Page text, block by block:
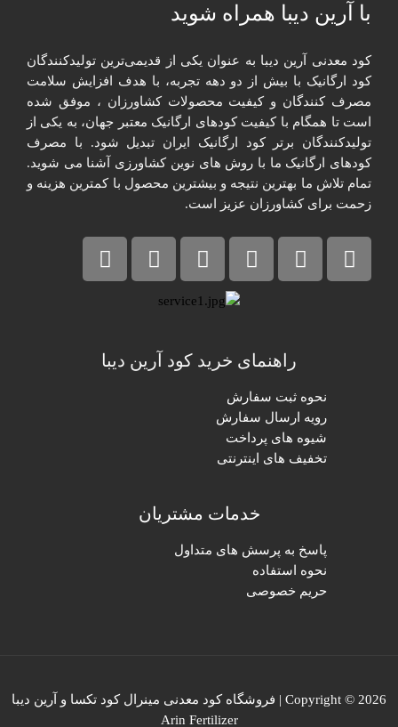
با آرین دیبا همراه شوید​
کود معدنی آرین دیبا به عنوان یکی از قدیمی‌ترین تولیدکنندگان
کود ارگانیک با بیش از دو دهه تجربه، با هدف افزایش سلامت
مصرف کنندگان و کیفیت محصولات کشاورزان ، موفق شده
است تا همگام با کیفیت کودهای ارگانیک معتبر جهان، به یکی از
تولیدکنندگان برتر کود ارگانیک ایران تبدیل شود. با مصرف
کودهای ارگانیک ما با روش های نوین کشاورزی آشنا می شوید.
تمام تلاش ما بهترین نتیجه و بیشترین محصول با کمترین هزینه و
زحمت برای کشاورزان عزیز است.​
راهنمای خرید کود آرین دیبا
نحوه ثبت سفارش
رویه ارسال سفارش
شیوه های پرداخت
تخفیف های اینترنتی
خدمات مشتریان
پاسخ به پرسش های متداول
نحوه استفاده
حریم خصوصی
Copyright © 2026 | فروشگاه کود معدنی مینرال کود تکسا و آرین دیبا
Arin Fertilizer